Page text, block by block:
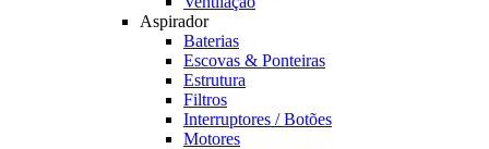
Aspirador
Baterias
Escovas & Ponteiras
Estrutura
Filtros
Interruptores / Botões
Motores